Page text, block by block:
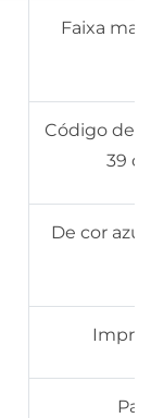
Faixa
Código de
39
De cor